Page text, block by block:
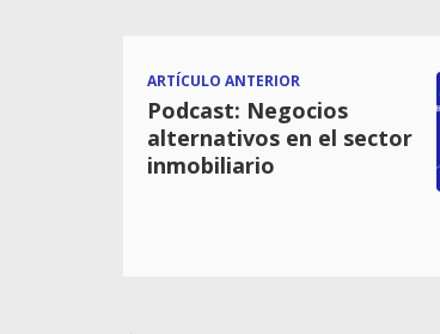
ARTÍCULO ANTERIOR
Podcast: Negocios
alternativos en el sector
inmobiliario